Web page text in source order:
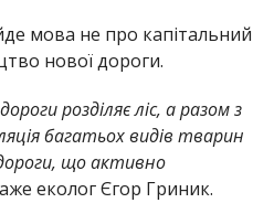
мова не про капітальний
нової дороги.
розділяє ліс, а разом з
багатьох видів тварин
дороги, що активно
еколог Єгор Гриник.